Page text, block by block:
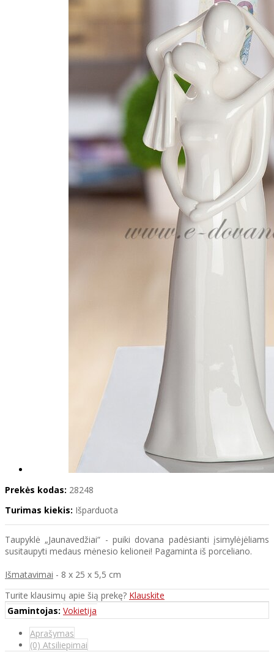
Prekės kodas: 28248
Turimas kiekis: Išparduota
Taupyklė „Jaunavedžiai“ - puiki dovana padėsianti įsimylėjėliams
susitaupyti medaus mėnesio kelionei! Pagaminta iš porceliano.
Išmatavimai - 8 x 25 x 5,5 cm
Turite klausimų apie šią prekę? Klauskite
Gamintojas: Vokietija
Aprašymas
(0) Atsiliepimai